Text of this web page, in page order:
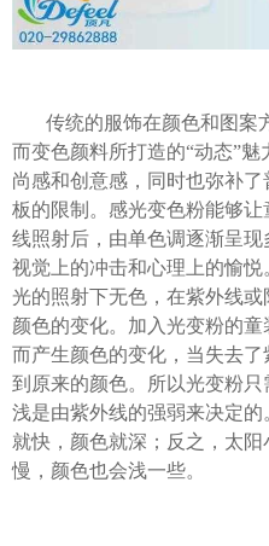
传统的服饰在颜色和图案
而变色颜料所打造的“动态”
尚感和创意感，同时也弥补
板的限制。感光变色粉能够
线照射后，由单色调逐渐呈
视觉上的冲击和心理上的愉悦
光的照射下无色，在紫外线
颜色的变化。加入光变粉的
而产生颜色的变化，当失去
到原来的颜色。所以光变粉
浅是由紫外线的强弱来决定
就快，颜色就深；反之，太
慢，颜色也会浅一些。